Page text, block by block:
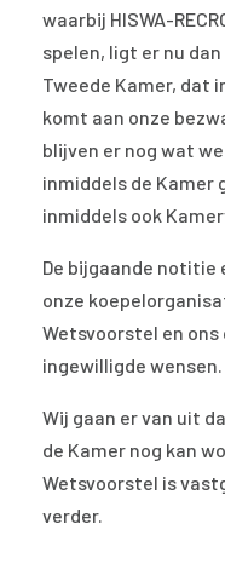
waarbij HISWA-
spelen, ligt er nu
Tweede Kamer, dat
komt aan onze
blijven er nog wat
inmiddels de Kamer
inmiddels ook
De bijgaande notitie
onze
Wetsvoorstel en
ingewilligde wensen.
Wij gaan er van uit
de Kamer nog kan
Wetsvoorstel is
verder.